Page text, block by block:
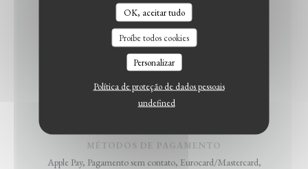
OK, aceitar tudo
Proíbe todos cookies
Personalizar
Política de proteção de dados pessoais
undefined
CULINÁRIA
Caseiro, produtos frescos
Ar condicionado, Privatização, Acesso para pessoas com
MÉTODOS DE PAGAMENTO
Apple Pay, Pagamento sem contato, Eurocard/Mastercard,